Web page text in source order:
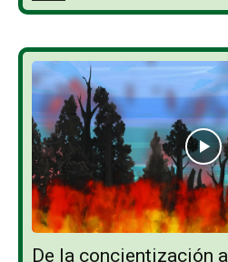
De la concientización